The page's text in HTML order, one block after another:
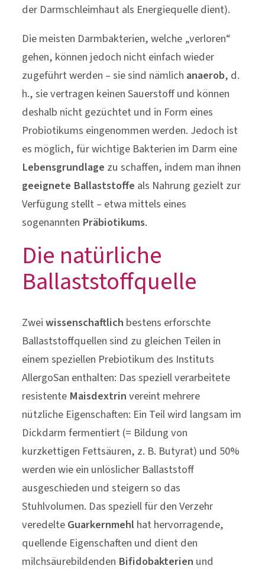
Probiotikums eingenommen werden. Jedoch ist
Lebensgrundlagezu schaffen, indem man ihnen
geeignete Ballaststoffeals Nahrung gezielt zur
Verfügung stellt – etwa mittels eines
sogenanntenPräbiotikums.
Die natürliche
Ballaststoffquelle
Zweiwissenschaftlich
bestens erforschte
Ballaststoffquellen sind zu gleichen Teilen in
einem speziellen Prebiotikum des Instituts
AllergoSan enthalten: Das speziell verarbeitete
resistente
Maisdextrinvereint mehrere
nützliche Eigenschaften: Ein Teil wird langsam im
kurzkettigen Fettsäuren, z. B. Butyrat) und 50%
werden wie ein unlöslicher Ballaststoff
ausgeschieden und steigern so das
Stuhlvolumen. Das speziell für den Verzehr
veredelte Guarkernmehlhat hervorragende,
quellende Eigenschaften und dient den
milchsäurebildendenBifidobakterien
Laktobazillenals Nahrungsgrundlage. So wird
der pH-Wert beeinflusst, die Produktion
kurzkettiger Fettsäuren angekurbelt und ein
günstiges Milieu im Darm geschaffen. Studien
bestätigen die positiven Effekte von
Guarkernmehl sowohl bei Verstopfung als auch
bei Durchfall.